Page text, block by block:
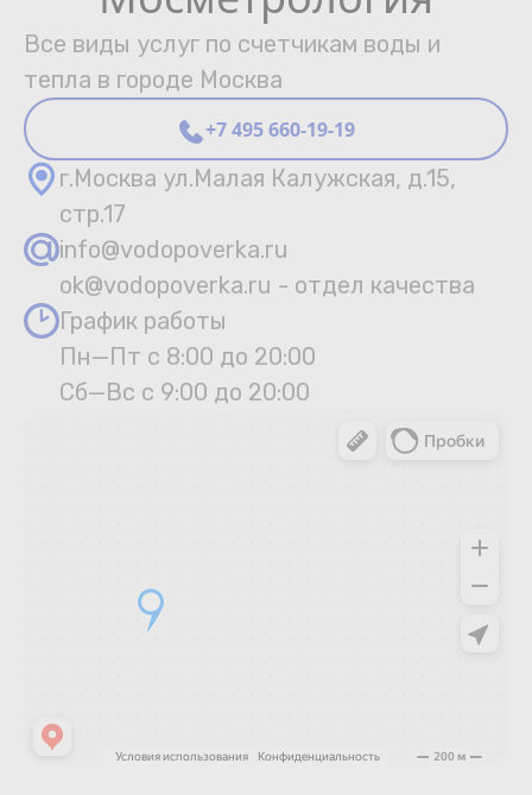
Все виды услуг по счетчикам воды и
тепла в городе Москва
+7 495 660-19-19
г.Москва ул.Малая Калужская, д.15,
стр.17
info@vodopoverka.ru
ok@vodopoverka.ru - отдел качества
График работы
Пн—Пт с 8:00 до 20:00
Сб—Вс с 9:00 до 20:00